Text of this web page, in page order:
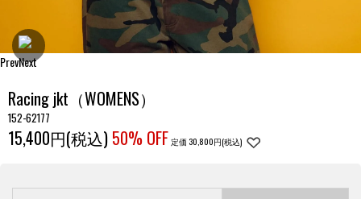
PrevNext
Racing jkt（WOMENS）
152-62177
15,400円(税込) 50% OFF 定価 30,800円(税込)